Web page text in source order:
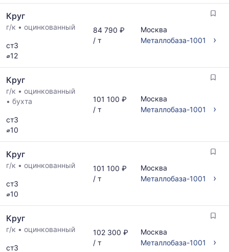
рассчитывается
по
предложениям
и
обновляется
по
мере
обновления
листов.
и
поставщиков
по
Круг
г/к • оцинкованный
ст3
⌀12
84 790 ₽
/ т
Москва
Металлобаза-1001
›
Круг
г/к • оцинкованный
• бухта
ст3
⌀10
101 100 ₽
/ т
Москва
Металлобаза-1001
›
Круг
г/к • оцинкованный
ст3
⌀10
101 100 ₽
/ т
Москва
Металлобаза-1001
›
Круг
г/к • оцинкованный
ст3
102 300 ₽
/ т
Москва
Металлобаза-1001
›